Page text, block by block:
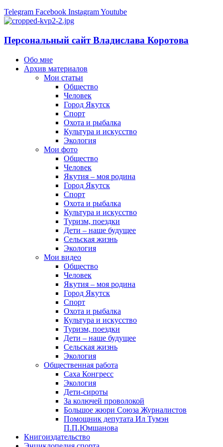
Telegram Facebook InstagramYoutube
Персональный сайт Владислава Коротова
Обо мне
Архив материалов
Мои статьи
Общество
Человек
Город Якутск
Спорт
Охота и рыбалка
Культура и искусство
Экология
Мои фото
Общество
Человек
Якутия – моя родина
Город Якутск
Спорт
Охота и рыбалка
Культура и искусство
Туризм, поездки
Дети – наше будущее
Сельская жизнь
Экология
Мои видео
Общество
Человек
Якутия – моя родина
Город Якутск
Спорт
Охота и рыбалка
Культура и искусство
Туризм, поездки
Дети – наше будущее
Сельская жизнь
Экология
Общественная работа
Саха Конгресс
Экология
Дети-сироты
За колючей проволокой
Большое жюри Союза Журналистов
Помощник депутата Ил Тумэн
П.П.Юмшанова
Книгоиздательство